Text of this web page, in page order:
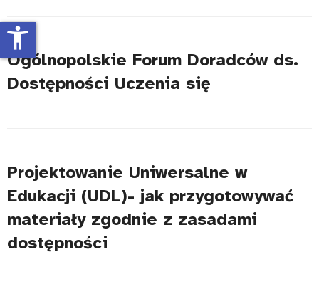
Ogólnopolskie Forum Doradców ds.
Dostępności Uczenia się
Projektowanie Uniwersalne w
Edukacji (UDL)- jak przygotowywać
materiały zgodnie z zasadami
dostępności
accessibility_new